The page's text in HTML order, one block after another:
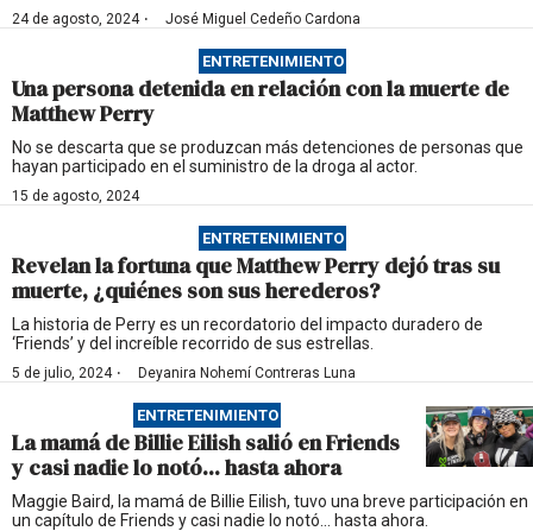
24 de agosto, 2024· José Miguel Cedeño Cardona
ENTRETENIMIENTO
Una persona detenida en relación con la muerte de
Matthew Perry
No se descarta que se produzcan más detenciones de personas que
hayan participado en el suministro de la droga al actor.
15 de agosto, 2024
ENTRETENIMIENTO
Revelan la fortuna que Matthew Perry dejó tras su
muerte, ¿quiénes son sus herederos?
La historia de Perry es un recordatorio del impacto duradero de
‘Friends’ y del increíble recorrido de sus estrellas.
5 de julio, 2024· Deyanira Nohemí Contreras Luna
ENTRETENIMIENTO
La mamá de Billie Eilish salió en Friends
y casi nadie lo notó... hasta ahora
Maggie Baird, la mamá de Billie Eilish, tuvo una breve participación en
un capítulo de Friends y casi nadie lo notó... hasta ahora.